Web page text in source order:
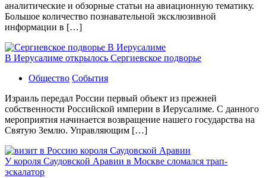
аналитические и обзорные статьи на авиационную тематику.
Большое количество познавательной эксклюзивной
информации в […]
В Иерусалиме открылось Сергиевское подворье
Общество События
Израиль передал России первый объект из прежней
собственности Российской империи в Иерусалиме. С данного
мероприятия начинается возвращение нашего государства на
Святую Землю. Управляющим […]
У короля Саудовской Аравии в Москве сломался трап-
эскалатор